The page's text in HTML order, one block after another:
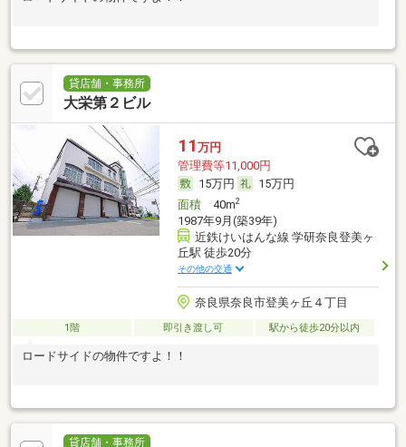
貸店舗・事務所
大栄第２ビル
11 万円
管理費等11,000円
15万円
15万円
面積40m2
1987年9月(築39年)
近鉄けいはんな線 学研奈良登美ヶ
丘駅 徒歩20分
その他の交通
奈良県奈良市登美ヶ丘４丁目
1階 即引き渡し可 駅から徒歩20分以内
ロードサイドの物件ですよ！！
貸店舗・事務所